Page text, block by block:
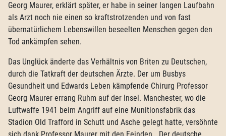
Georg Maurer, erklärt später, er habe in seiner langen Laufbahn
als Arzt noch nie einen so kraftstrotzenden und von fast
übernatürlichem Lebenswillen beseelten Menschen gegen den
Tod ankämpfen sehen.
Das Unglück änderte das Verhältnis von Briten zu Deutschen,
durch die Tatkraft der deutschen Ärzte. Der um Busbys
Gesundheit und Edwards Leben kämpfende Chirurg Professor
Georg Maurer errang Ruhm auf der Insel. Manchester, wo die
Luftwaffe 1941 beim Angriff auf eine Munitionsfabrik das
Stadion Old Trafford in Schutt und Asche gelegt hatte, versöhnte